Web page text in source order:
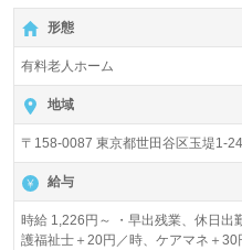
地にお越し下さい。 開催日
日(木) 時間：13:30～15:30
（世田谷区玉堤1-24-15）
り徒歩16分 近隣の駅からバ
都市線・大井町線 二子玉
分 東京都市大南入口バス
摩川駅より 二子玉川駅行
バス停下車、徒歩2分 東急
環・等々力駅行きバスで6
徒歩2分
形態
有料老人ホーム
地域
〒158-0087 東京都世田谷区玉堤1-
給与
時給 1,226円～ ・早出残業、休日出
護福祉士＋20円／時、ケアマネ＋